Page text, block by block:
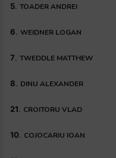
5. TOADER ANDREI
6. WEIDNER LOGAN
7. TWEDDLE MATTHEW
8. DINU ALEXANDER
21. CROITORU VLAD
10. COJOCARIU IOAN